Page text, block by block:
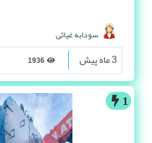
سودابه غیاثی
3 ماه پیش
1